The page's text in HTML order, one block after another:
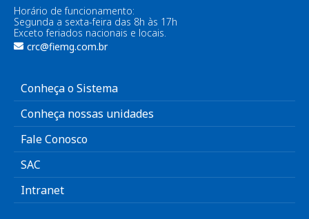
Horário de funcionamento:
Segunda a sexta-feira das 8h às 17h
Exceto feriados nacionais e locais.
crc@fiemg.com.br
Conheça o Sistema
Conheça nossas unidades
Fale Conosco
SAC
Intranet